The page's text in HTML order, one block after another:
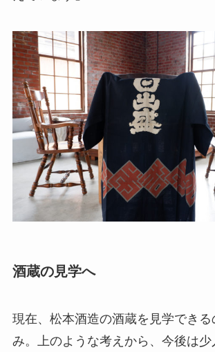
酒蔵の見学へ
現在、松本酒造の酒蔵を見学でき
み。上のような考えから、今後は